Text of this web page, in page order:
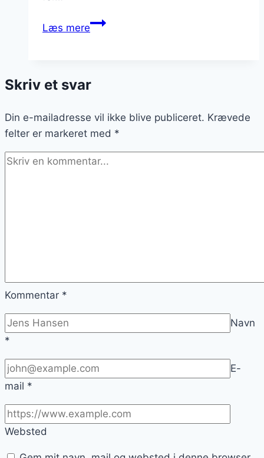
Læs merePastaretter
menuen
Skriv et svar
Din e-mailadresse vil ikke blive publiceret. Krævede
felter er markeret med *
Kommentar *
Navn
*
E-
mail *
Websted